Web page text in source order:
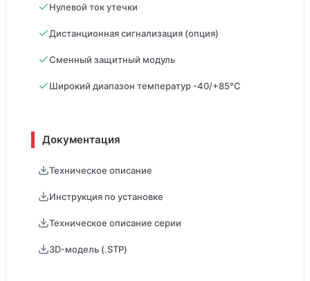
Нулевой ток утечки
Дистанционная сигнализация (опция)
Сменный защитный модуль
Широкий диапазон температур -40/+85°C
Документация
Техническое описание
Инструкция по установке
Техническое описание серии
3D-модель (.STP)